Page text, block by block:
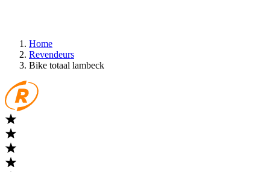
Home
Revendeurs
Bike totaal lambeck